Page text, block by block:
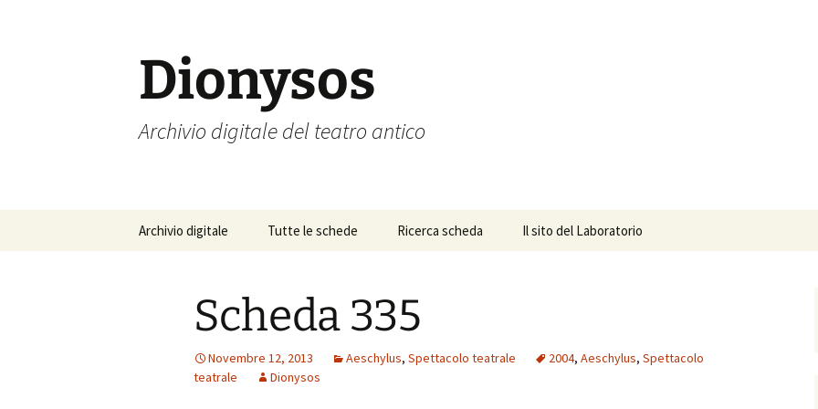
Dionysos
Archivio digitale del teatro antico
Archivio digitale Tutte le schede Ricerca scheda Il sito del Laboratorio
Scheda 335
Novembre 12, 2013 Aeschylus, Spettacolo teatrale 2004, Aeschylus, Spettacolo
teatrale
Dionysos